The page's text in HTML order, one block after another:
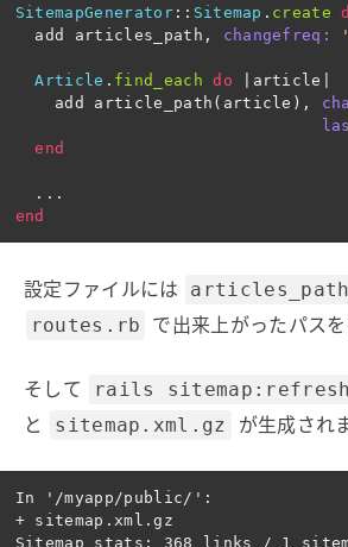
SitemapGenerator:: Sitemap . create
add
articles_path , changefreq:
Article . find_each do article
add
article_path ( article ),
end
...
end
設定ファイルには articles_path
routes.rb で出来上がったパスを
そして rails sitemap:refresh
と
sitemap.xml.gz が生成され
In '/myapp/public/':
+ sitemap.xml.gz
Sitemap stats: 368 links / 1